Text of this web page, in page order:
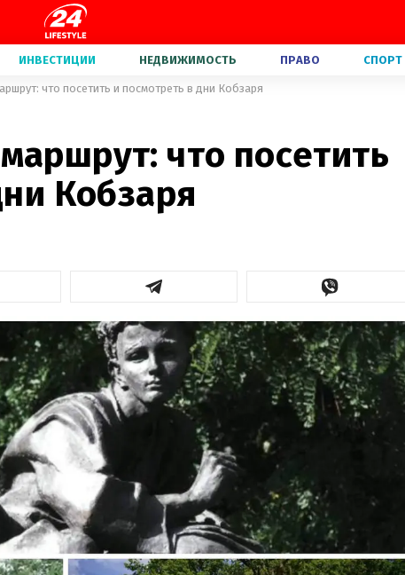
ИНВЕСТИЦИИ НЕДВИЖИМОСТЬ ПРАВО СПОРТ
что посетить и посмотреть в дни Кобзаря
что посетить
Кобзаря